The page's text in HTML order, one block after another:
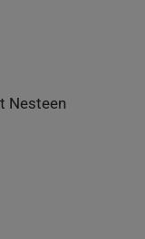
Nesteen